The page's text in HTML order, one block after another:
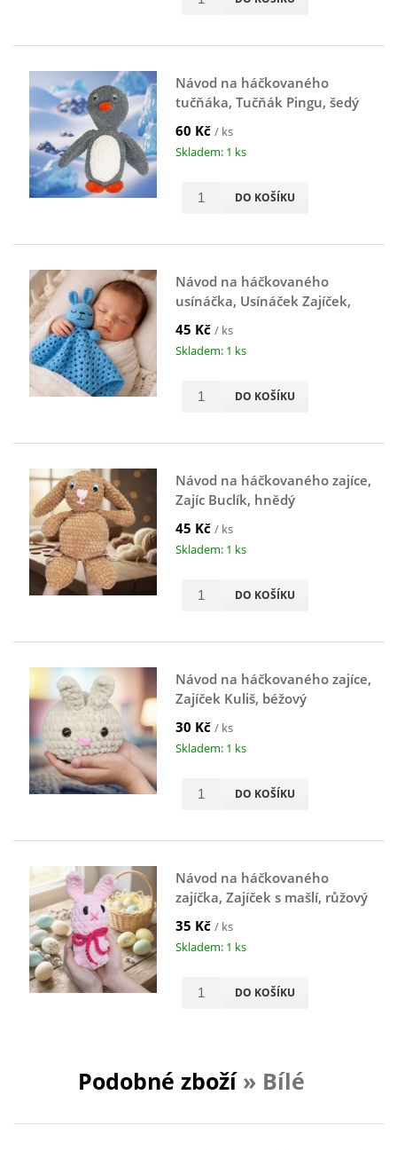
Návod na háčkovaného
tučňáka, Tučňák Pingu, šedý
60 Kč / ks
Skladem: 1 ks
DO KOŠÍKU
Návod na háčkovaného
usínáčka, Usínáček Zajíček,
45 Kč / ks
Skladem: 1 ks
DO KOŠÍKU
Návod na háčkovaného zajíce,
Zajíc Buclík, hnědý
45 Kč / ks
Skladem: 1 ks
DO KOŠÍKU
Návod na háčkovaného zajíce,
Zajíček Kuliš, béžový
30 Kč / ks
Skladem: 1 ks
DO KOŠÍKU
Návod na háčkovaného
zajíčka, Zajíček s mašlí, růžový
35 Kč / ks
Skladem: 1 ks
DO KOŠÍKU
Podobné zboží » Bílé